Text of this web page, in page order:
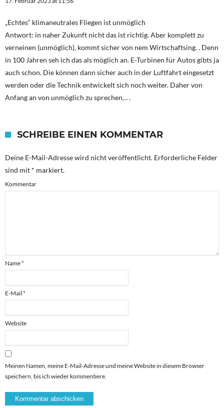
„Echtes“ klimaneutrales Fliegen ist unmöglich
Antwort: in naher Zukunft nicht das ist richtig. Aber komplett zu
verneinen (unmöglich), kommt sicher von nem Wirtschaftsing. . Denn
in 100 Jahren seh ich das als möglich an. E-Turbinen für Autos gibts ja
auch schon. Die können dann sicher auch in der Luftfahrt eingesetzt
werden oder die Technik entwickelt sich noch weiter. Daher von
Anfang an von unmöglich zu sprechen… .
SCHREIBE EINEN KOMMENTAR
Deine E-Mail-Adresse wird nicht veröffentlicht. Erforderliche Felder
sind mit * markiert.
Kommentar
Name*
E-Mail *
Website
Meinen Namen, meine E-Mail-Adresse und meine Website in diesem Browser
speichern, bis ich wieder kommentiere.